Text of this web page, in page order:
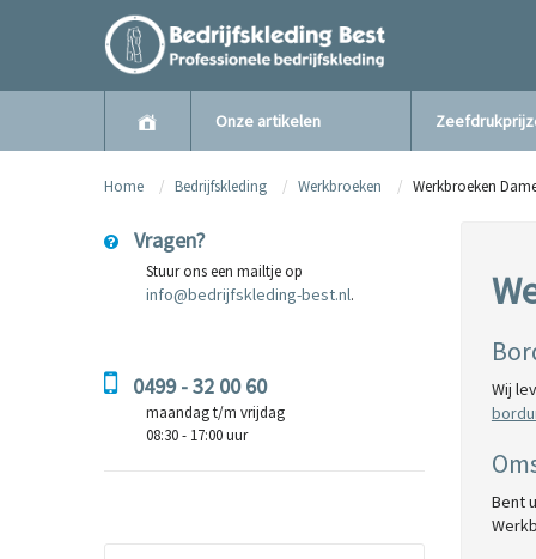
Onze artikelen
Home Bedrijfskleding Werkbroeken Werkbroeken
Vragen?
Stuur ons een mailtje op
info@bedrijfskleding-best.nl.
0499 - 32 00 60
maandag t/m vrijdag
08:30 - 17:00 uur
Wij
Bent